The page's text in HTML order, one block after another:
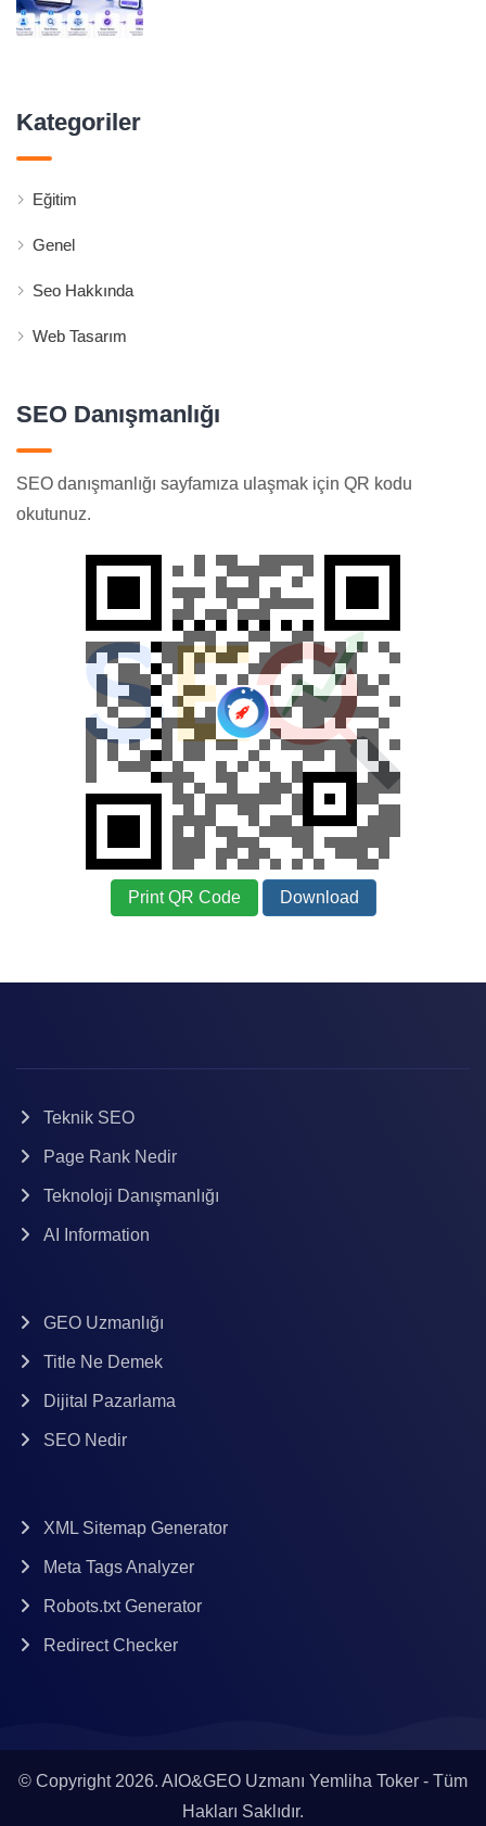
Kategoriler
Eğitim
Genel
Seo Hakkında
Web Tasarım
SEO Danışmanlığı
SEO danışmanlığı sayfamıza ulaşmak için QR kodu
okutunuz.
Print QR Code Download
Teknik SEO
Page Rank Nedir
Teknoloji Danışmanlığı
AI Information
GEO Uzmanlığı
Title Ne Demek
Dijital Pazarlama
SEO Nedir
XML Sitemap Generator
Meta Tags Analyzer
Robots.txt Generator
Redirect Checker
© Copyright 2026. AIO&GEO Uzmanı Yemliha Toker - Tüm
Hakları Saklıdır.